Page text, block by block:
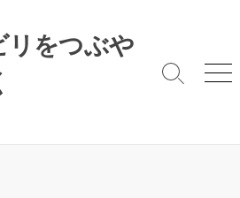
リをつぶや
検
メ